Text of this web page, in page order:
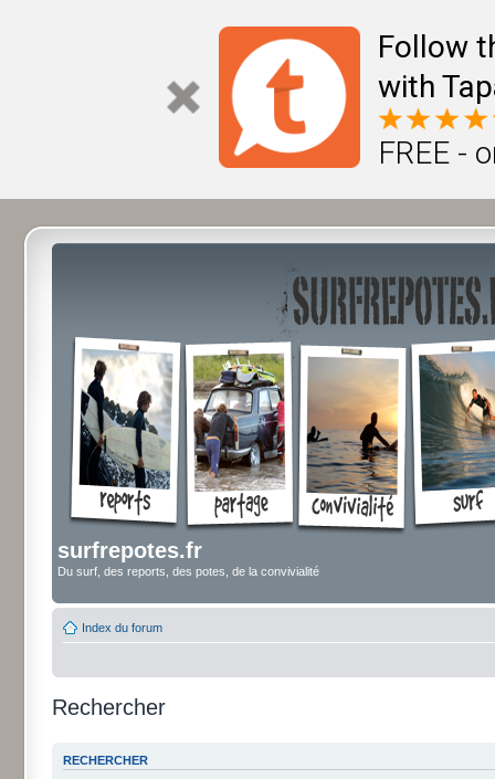
Follow
with
FREE -
surfrepotes.fr
Du surf, des reports, des potes, de la convivialité
Index du forum
Rechercher
RECHERCHER